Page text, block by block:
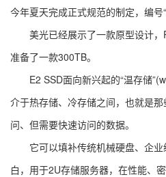
今年夏天完成正式规范的制定，编号
美光已经展示了一款原型设计，
准备了一款300TB。
E2 SSD面向新兴起的“温存储
介于热存储、冷存储之间，也就是
问、但需要快速访问的数据。
它可以填补传统机械硬盘、企业
白，用于2U存储服务器，在性能、